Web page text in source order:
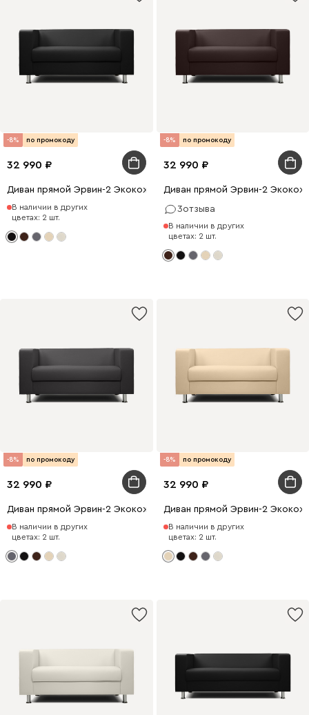
-8% по промокоду
32 990
Диван прямой Эрвин-2 Экокожа Черный
В наличии в других
цветах: 2 шт.
-8% по промокоду
32 990
Диван прямой Эрвин-2
3отзыва
В наличии в других
цветах: 2 шт.
-8% по промокоду
32 990
Диван прямой Эрвин-2 Экокожа Серый
В наличии в других
цветах: 2 шт.
-8% по промокоду
32 990
Диван прямой Эрвин-2
В наличии в других
цветах: 2 шт.